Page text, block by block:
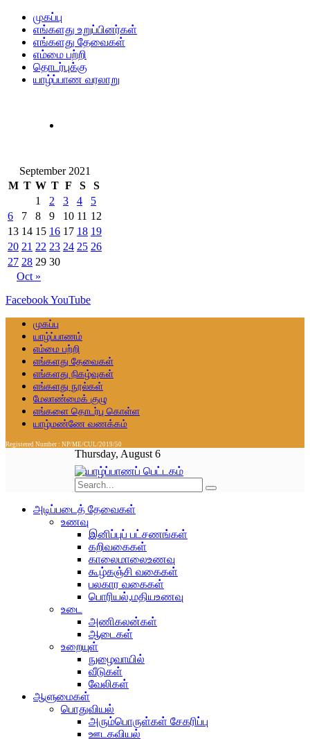
முகப்பு
எங்களது உறுப்பினர்கள்
எங்களது தேவைகள்
எம்மை பற்றி
தொடர்புக்கு
யாழ்ப்பாண வரலாறு
September 2021
M T W T F S
S
1
2 3 4
5
6
7 8 9 10 11 12
13 14 15 16 17 18 19
20 21 22 23 24 25 26
27 28 29 30
Oct »
FacebookYouTube
முகப்பு
யாழ்ப்பாணம்
எம்மை பற்றி
எங்களது தேவைகள்
எங்களது நிகழ்வுகள்
எங்களது நூல்கள்
மேலாண்மைக் குழு
எங்களை தொடர்பு கொள்ள
யாழ்மண்ணே வணக்கம்
Registered Number : NP/ME/CUL/2019/50
Thursday, August 6
அடிப்படைத் தேவைகள்
உணவு
இனிப்புப் பட்சணங்கள்
கறிவகைகள்
காலைமாலைஉணவு
கூழ்கஞ்சி வகைகள்
பலகார வகைகள்
பொரியல்,மதியஉணவு
உடை
அணிகலன்கள்
ஆடைகள்
உறையுள்
நுழைவாயில்
வீடுகள்
வேலிகள்
ஆளுமைகள்
பொதுவியல்
அரும்பொருள்கள் சேகரிப்பு
ஊடகவியல்